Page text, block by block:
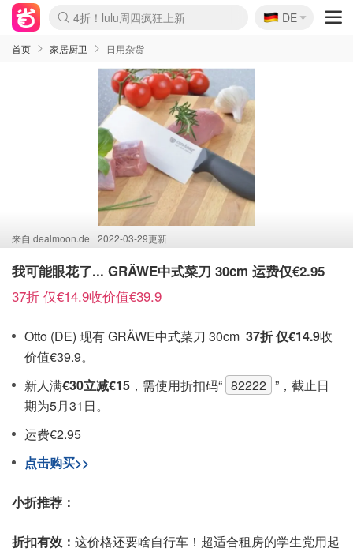
Boticinal 夏促开抢！
4折！lulu周四疯狂上新
还没结束！&OtherStories大促
Joybuy变相75折 随时失效
速领！Stanley独家85折
疑似霸哥！Camper额外叠85折
Zalando 奥莱闪促！每日更新
Moncler反季囤！5折起+叠9折
Coach Brooklyn仅€192
🇩🇪
DE
首页 家居厨卫 日用杂货
来自 dealmoon.de 2022-03-29更新
我可能眼花了... GRÄWE中式菜刀 30cm 运费仅€2.95
37折 仅€14.9收价值€39.9
Otto (DE) 现有 GRÄWE中式菜刀 30cm 37折 仅€14.9收
价值€39.9。
新人满€30立减€15 ，需使用折扣码“ 82222 ”，截止日
期为5月31日。
运费€2.95
点击购买>>
小折推荐：
折扣有效： 这价格还要啥自行车！超适合租房的学生党用起